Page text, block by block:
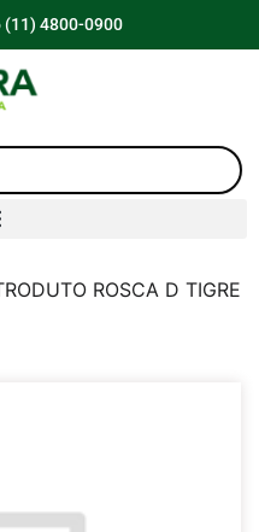
(11) 4800-0900
ROSCA D TIGRE